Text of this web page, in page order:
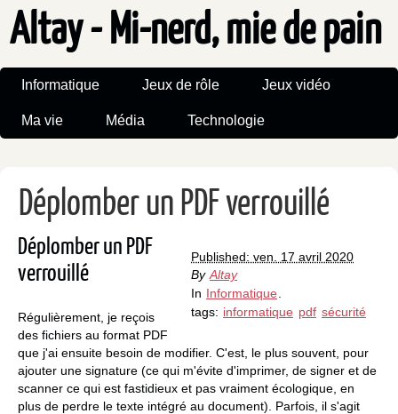
Altay - Mi-nerd, mie de pain
Informatique Jeux de rôle Jeux vidéo
Ma vie Média Technologie
Déplomber un PDF verrouillé
Published: ven. 17 avril 2020
By Altay
In Informatique
tags: informatique pdf sécurité
Déplomber un PDF
verrouillé
Régulièrement, je reçois
des fichiers au format PDF
que j'ai ensuite besoin de modifier. C'est, le plus souvent, pour
ajouter une signature (ce qui m'évite d'imprimer, de signer et de
scanner ce qui est fastidieux et pas vraiment écologique, en
plus de perdre le texte intégré au document). Parfois, il s'agit